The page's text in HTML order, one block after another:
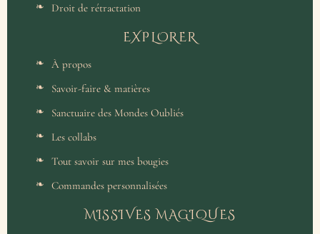
Droit de rétractation
EXPLORER
À propos
Savoir-faire & matières
Sanctuaire des Mondes Oubliés
Les collabs
Tout savoir sur mes bougies
Commandes personnalisées
MISSIVES MAGIQUES